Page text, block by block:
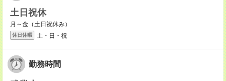
土日祝休
月～金（土日祝休み）
休日休暇 土・日・祝
勤務時間